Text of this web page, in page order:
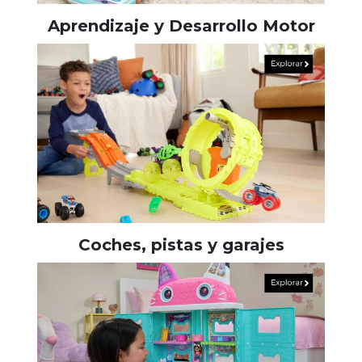
Aprendizaje y Desarrollo Motor
Coches, pistas y garajes